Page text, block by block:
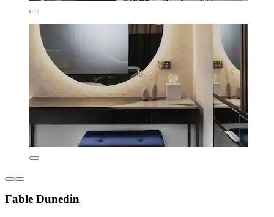
Fable Dunedin